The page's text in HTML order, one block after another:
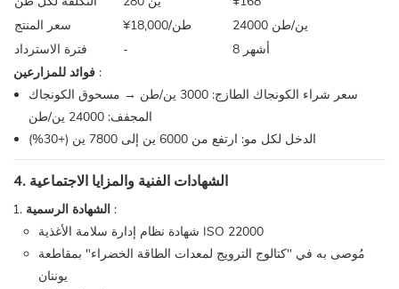
سعر المنتج
¥18,000/طن
24000 ين/طن
فترة الاسترداد
-
8 أشهر
فوائد للمزارعين :
سعر شراء الكونجاك الطازج: 3000 ين/طن → مسحوق الكونجاك
المجفف: 24000 ين/طن
الدخل لكل مو: ارتفع من 6000 ين إلى 7800 ين (+30%)
4. الشهادات الفنية والمزايا الاجتماعية
الشهادة الرسمية :
شهادة نظام إدارة سلامة الأغذية ISO 22000
مُوصى به في "كتالوج الترويج لمعدات الطاقة الخضراء" بمقاطعة
يوننان